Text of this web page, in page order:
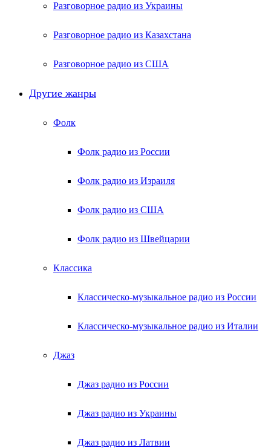
Разговорное радио из Украины
Разговорное радио из Казахстана
Разговорное радио из США
Другие жанры
Фолк
Фолк радио из России
Фолк радио из Израиля
Фолк радио из США
Фолк радио из Швейцарии
Классика
Классическо-музыкальное радио из России
Классическо-музыкальное радио из Италии
Джаз
Джаз радио из России
Джаз радио из Украины
Джаз радио из Латвии